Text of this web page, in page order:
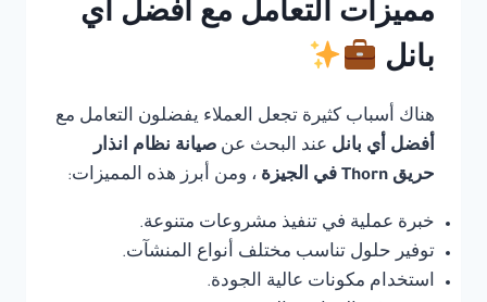
مميزات التعامل مع أفضل أي
بانل
هناك أسباب كثيرة تجعل العملاء يفضلون التعامل مع
أفضل أي بانل عند البحث عن صيانة نظام انذار
حريق Thorn في الجيزة
، ومن أبرز هذه المميزات:
خبرة عملية في تنفيذ مشروعات متنوعة.
توفير حلول تناسب مختلف أنواع المنشآت.
استخدام مكونات عالية الجودة.